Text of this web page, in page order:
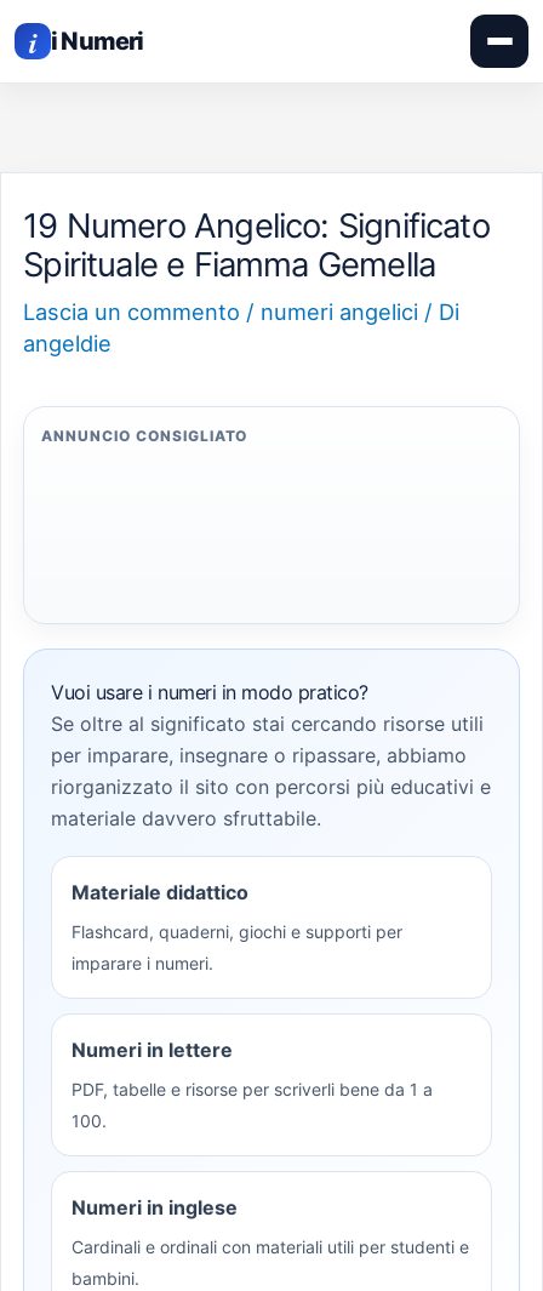
i i Numeri
IL
al
19 Numero Angelico: Significato
Spirituale e Fiamma Gemella
Lascia un commento / numeri angelici / Di
angeldie
ANNUNCIO CONSIGLIATO
Vuoi usare i numeri in modo pratico?
Se oltre al significato stai cercando risorse utili
per imparare, insegnare o ripassare, abbiamo
riorganizzato il sito con percorsi più educativi e
materiale davvero sfruttabile.
Materiale didattico
Flashcard, quaderni, giochi e supporti per
imparare i numeri.
Numeri in lettere
PDF, tabelle e risorse per scriverli bene da 1 a
100.
Numeri in inglese
Cardinali e ordinali con materiali utili per studenti e
bambini.